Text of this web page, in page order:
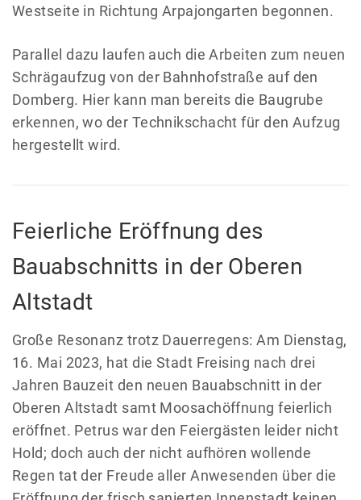
Westseite in Richtung Arpajongarten begonnen.
Parallel dazu laufen auch die Arbeiten zum neuen
Schrägaufzug von der Bahnhofstraße auf den
Domberg. Hier kann man bereits die Baugrube
erkennen, wo der Technikschacht für den Aufzug
hergestellt wird.
Feierliche Eröffnung des
Bauabschnitts in der Oberen
Altstadt
Große Resonanz trotz Dauerregens: Am Dienstag,
16. Mai 2023, hat die Stadt Freising nach drei
Jahren Bauzeit den neuen Bauabschnitt in der
Oberen Altstadt samt Moosachöffnung feierlich
eröffnet. Petrus war den Feiergästen leider nicht
Hold; doch auch der nicht aufhören wollende
Regen tat der Freude aller Anwesenden über die